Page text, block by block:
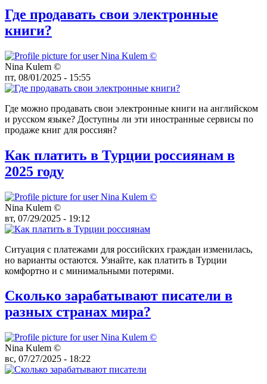
Где продавать свои электронные
книги?
Nina Kulem ©️
пт, 08/01/2025 - 15:55
Где можно продавать свои электронные книги на английском
и русском языке? Доступны ли эти иностранные сервисы по
продаже книг для россиян?
Как платить в Турции россиянам в
2025 году
Nina Kulem ©️
вт, 07/29/2025 - 19:12
Ситуация с платежами для российских граждан изменилась,
но варианты остаются. Узнайте, как платить в Турции
комфортно и с минимальными потерями.
Сколько зарабатывают писатели в
разных странах мира?
Nina Kulem ©️
вс, 07/27/2025 - 18:22